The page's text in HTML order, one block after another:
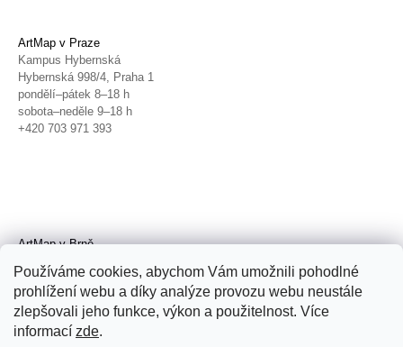
Používáme cookies, abychom Vám umožnili pohodlné
prohlížení webu a díky analýze provozu webu neustále
zlepšovali jeho funkce, výkon a použitelnost. Více
informací zde.
ArtMap v Praze
Kampus Hybernská
Hybernská 998/4, Praha 1
pondělí–pátek 8–18 h
sobota–neděle 9–18 h
+420 703 971 393
ArtMap v Brně
Radnická 4, Brno
úterý–pátek 11–19 h
sobota 14–19 h
+420 702 152 298